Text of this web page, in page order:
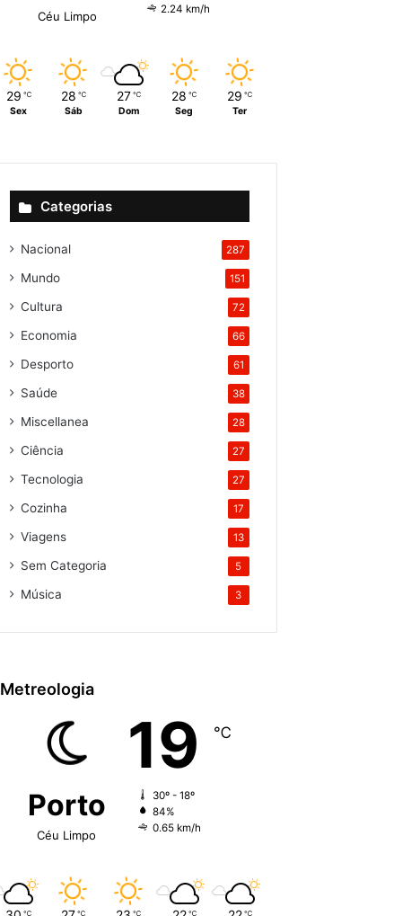
Céu Limpo
2.24 km/h
29 ℃
Sex
28 ℃
Sáb
27 ℃
Dom
28 ℃
Seg
29 ℃
Ter
Categorias
Nacional 287
Mundo 151
Cultura 72
Economia 66
Desporto 61
Saúde 38
Miscellanea 28
Ciência 27
Tecnologia 27
Cozinha 17
Viagens 13
Sem Categoria 5
Música 3
Metreologia
Porto
Céu Limpo
19 ℃
30º - 18º
84%
0.65 km/h
℃ ℃ ℃ ℃ ℃